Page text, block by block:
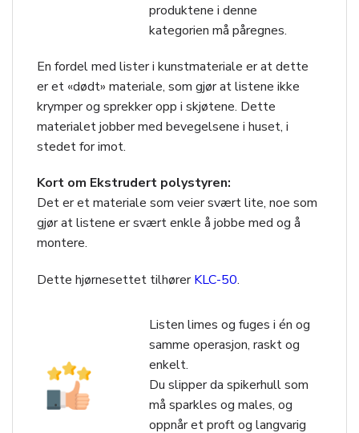
produktene i denne
kategorien må påregnes.
En fordel med lister i kunstmateriale er at dette
er et «dødt» materiale, som gjør at listene ikke
krymper og sprekker opp i skjøtene. Dette
materialet jobber med bevegelsene i huset, i
stedet for imot.
Kort om Ekstrudert polystyren:
Det er et materiale som veier svært lite, noe som
gjør at listene er svært enkle å jobbe med og å
montere.
Dette hjørnesettet tilhørerKLC-50.
Listen limes og fuges i én og
samme operasjon, raskt og
enkelt.
Du slipper da spikerhull som
må sparkles og males, og
oppnår et proft og langvarig